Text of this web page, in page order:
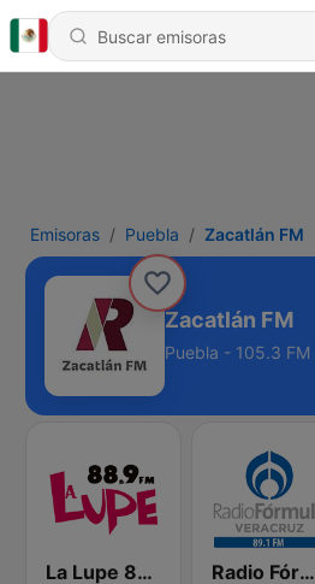
Emisoras Puebla Zacatlán FM
Zacatlán FM
Puebla - 105.3 FM
La Lupe 88.9 FM Radio Fórmula Veracruz